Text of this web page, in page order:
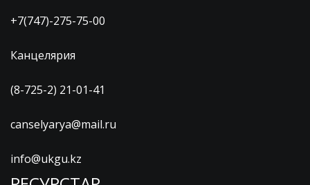
+7(747)-275-75-00
Канцелярия
(8-725-2) 21-01-41
canselyarya@mail.ru
info@ukgu.kz